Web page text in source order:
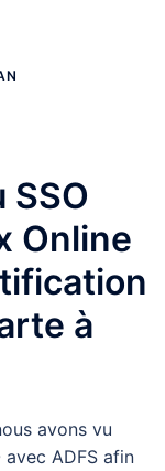
Online
à
avons vu
ADFS afin